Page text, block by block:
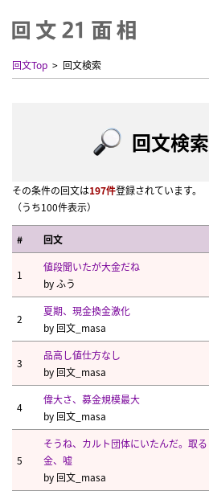
回文Top 回文検索
回文検索
その条件の回文は197件登録されています。
（うち100件表示）
# 回文
1
値段聞いたが大金だね
byふう
2
夏期、現金換金激化
by 回文_masa
3
品高し値仕方なし
by 回文_masa
4
偉大さ、募金規模最大
by 回文_masa
5
そうね、カルト団体にいたんだ。取る
金、嘘
by 回文_masa